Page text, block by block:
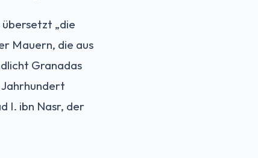
„die
Mauern, die aus
Granadas
I. ibn Nasr, der